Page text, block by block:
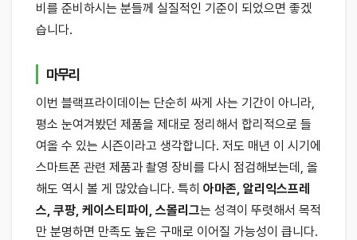
비를 준비하시는 분들께 실질적인 기준이 되었으면 좋겠
습니다.
마무리
이번 블랙프라이데이는 단순히 싸게 사는 기간이 아니라,
평소 눈여겨봤던 제품을 제대로 정리해서 합리적으로 들
여올 수 있는 시즌이라고 생각합니다. 저도 매년 이 시기에
스마트폰 관련 제품과 촬영 장비를 다시 점검해보는데, 올
해도 역시 볼 게 많았습니다. 특히 아마존, 알리익스프레
스, 쿠팡, 케이스티파이, 스몰리그는 성격이 뚜렷해서 목적
만 분명하면 만족도 높은 구매로 이어질 가능성이 큽니다.